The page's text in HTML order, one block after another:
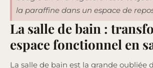
la paraffine dans un espace de
La salle de bain :
espace fonctionnel en
La salle de bain est la grande oubliée